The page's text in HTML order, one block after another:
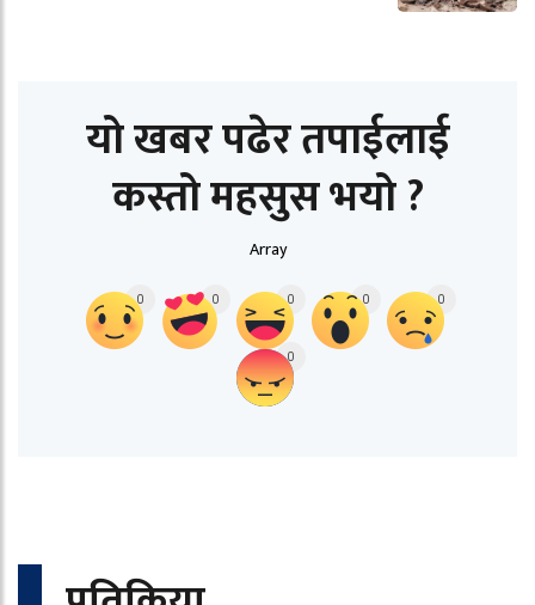
यो खबर पढेर तपाईलाई
कस्तो महसुस भयो ?
Array
0 0 0 0 0
0